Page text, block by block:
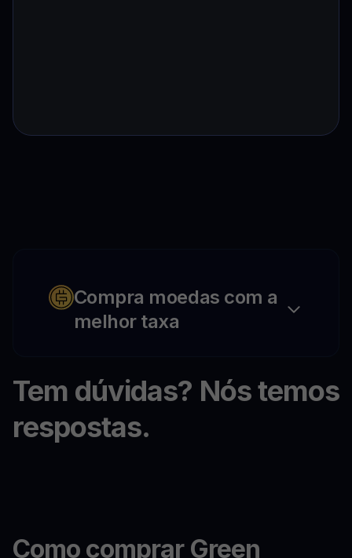
Compra moedas com a
melhor taxa
Tem dúvidas? Nós temos
respostas.
Como comprar Green